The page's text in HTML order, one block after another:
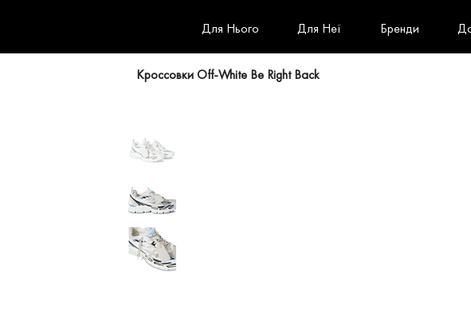
Для Нього Для Неї Бренди
Кроссовки Off-White Be Right Back